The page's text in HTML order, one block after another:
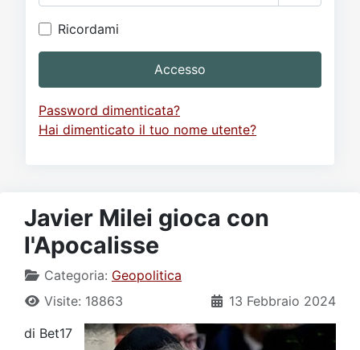
Mostra
Ricordami
Accesso
Password dimenticata?
Hai dimenticato il tuo nome utente?
Javier Milei gioca con
l'Apocalisse
Categoria: Geopolitica
13 Febbraio 2024
Visite: 18863
di Bet17